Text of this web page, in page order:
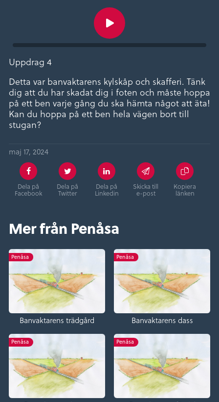
Uppdrag 4
Detta var banvaktarens kylskåp och skafferi. Tänk
dig att du har skadat dig i foten och måste hoppa
på ett ben varje gång du ska hämta något att äta!
Kan du hoppa på ett ben hela vägen bort till
stugan?
maj 17, 2024
Dela på
Facebook
Dela på
Twitter
Dela på
Linkedin
Skicka till
e-post
Kopiera
länken
Mer från Penåsa
Penåsa
Banvaktarens trädgård
Penåsa
Banvaktarens dass
Penåsa Penåsa